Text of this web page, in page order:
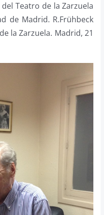
Teatro de la Zarzuela
de Madrid. R.Frühbeck
la Zarzuela. Madrid, 21